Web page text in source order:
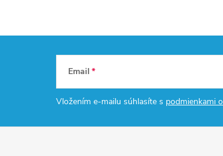
Email
Vložením e-mailu súhlasíte s podmienkami